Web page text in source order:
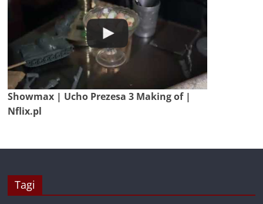
Showmax | Ucho Prezesa 3 Making of |
Nflix.pl
Tagi